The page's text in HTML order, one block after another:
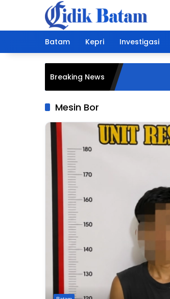
Batam Kepri Investigasi
Breaking News
Mesin Bor